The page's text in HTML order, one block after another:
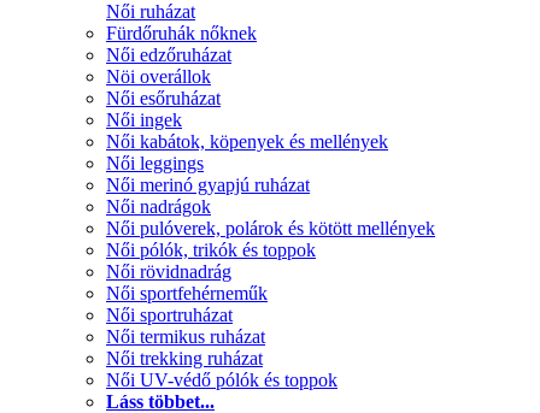
Női ruházat
Fürdőruhák nőknek
Női edzőruházat
Nöi overállok
Női esőruházat
Női ingek
Női kabátok, köpenyek és mellények
Női leggings
Női merinó gyapjú ruházat
Női nadrágok
Női pulóverek, polárok és kötött mellények
Női pólók, trikók és toppok
Női rövidnadrág
Női sportfehérneműk
Női sportruházat
Női termikus ruházat
Női trekking ruházat
Női UV-védő pólók és toppok
Láss többet...